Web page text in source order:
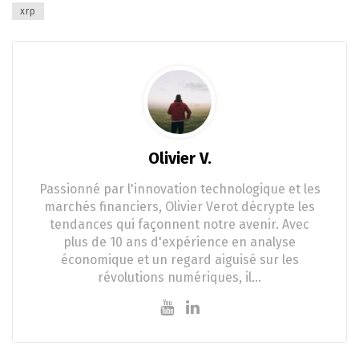
xrp
Olivier V.
Passionné par l'innovation technologique et les
marchés financiers, Olivier Verot décrypte les
tendances qui façonnent notre avenir. Avec
plus de 10 ans d'expérience en analyse
économique et un regard aiguisé sur les
révolutions numériques, il…